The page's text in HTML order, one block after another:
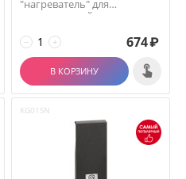
"нагреватель" для
выключателей и п...
+
− 674₽
В КОРЗИНУ
KG01SN